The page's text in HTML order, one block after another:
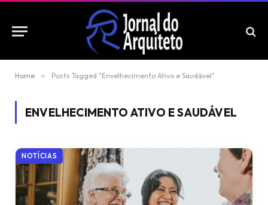
Home » Posts Tagged "Envelhecimento Ativo e Saudável"
ENVELHECIMENTO ATIVO E SAUDÁVEL
NOTÍCIAS